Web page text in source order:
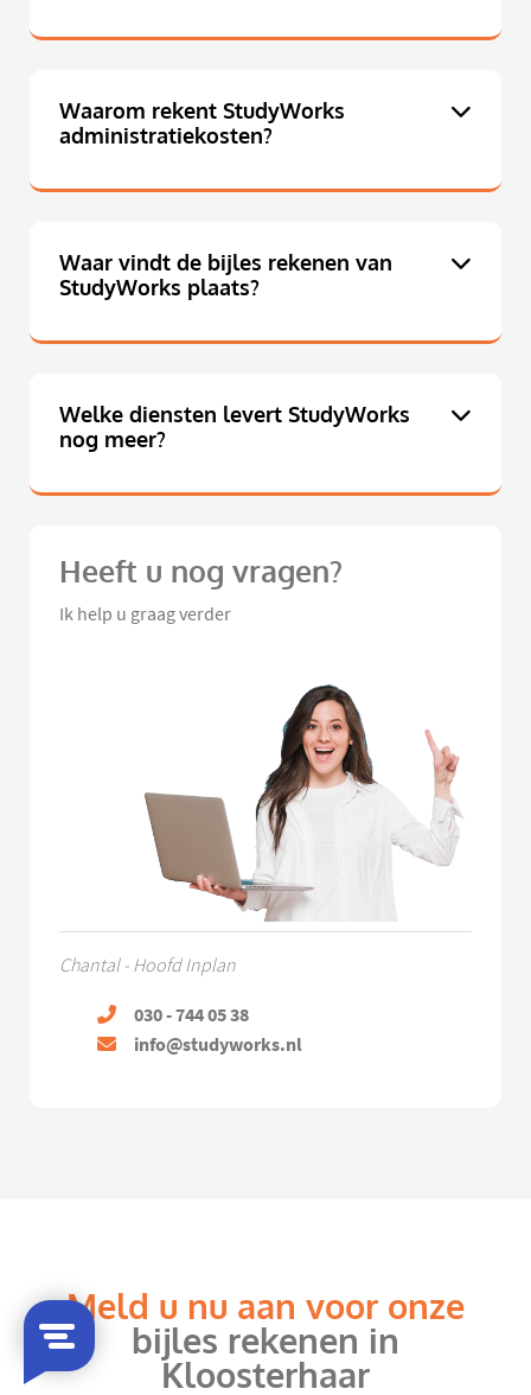
Waarom rekent StudyWorks
administratiekosten?
Waar vindt de bijles rekenen van
StudyWorks plaats?
Welke diensten levert StudyWorks
nog meer?
Heeft u nog vragen?
Ik help u graag verder
Chantal - Hoofd Inplan
030 - 744 05 38
info@studyworks.nl
Meld u nu aan voor onze
bijles rekenen in
Kloosterhaar